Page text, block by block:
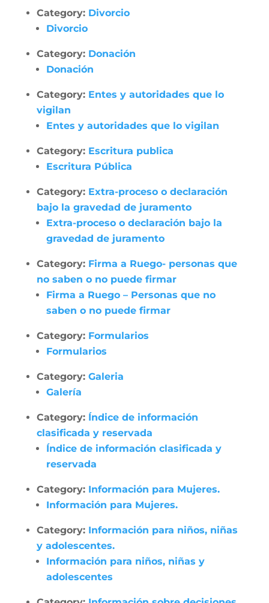
Category: Divorcio
Divorcio
Category: Donación
Donación
Category: Entes y autoridades que lo
vigilan
Entes y autoridades que lo vigilan
Category: Escritura publica
Escritura Pública
Category: Extra-proceso o declaración
bajo la gravedad de juramento
Extra-proceso o declaración bajo la
gravedad de juramento
Category: Firma a Ruego- personas que
no saben o no puede firmar
Firma a Ruego – Personas que no
saben o no puede firmar
Category: Formularios
Formularios
Category: Galeria
Galería
Category: Índice de información
clasificada y reservada
Índice de información clasificada y
reservada
Category: Información para Mujeres.
Información para Mujeres.
Category: Información para niños, niñas
y adolescentes.
Información para niños, niñas y
adolescentes